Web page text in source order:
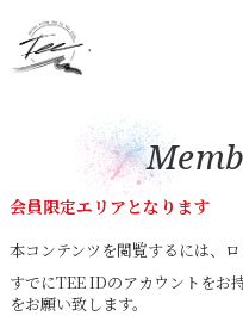
会員限定エリアとなります
本コンテンツを閲覧するには、ロ
すでにTEE IDのアカウントをお
をお願い致します。